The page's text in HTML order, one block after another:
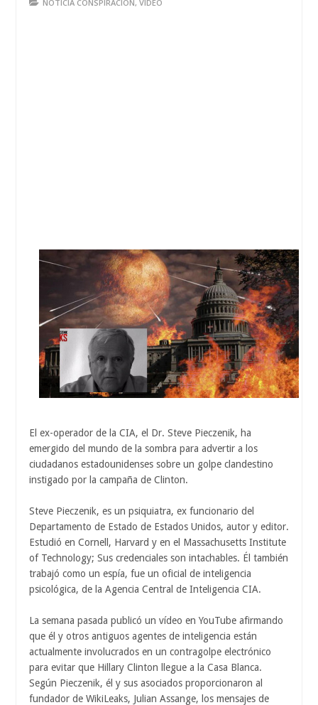
NOTICIA CONSPIRACIÓN, VÍDEO
El ex-operador de la CIA, el Dr. Steve Pieczenik, ha
emergido del mundo de la sombra para advertir a los
ciudadanos estadounidenses sobre un golpe clandestino
instigado por la campaña de Clinton.
Steve Pieczenik, es un psiquiatra, ex funcionario del
Departamento de Estado de Estados Unidos, autor y editor.
Estudió en Cornell, Harvard y en el Massachusetts Institute
of Technology; Sus credenciales son intachables. Él también
trabajó como un espía, fue un oficial de inteligencia
psicológica, de la Agencia Central de Inteligencia CIA.
La semana pasada publicó un vídeo en YouTube afirmando
que él y otros antiguos agentes de inteligencia están
actualmente involucrados en un contragolpe electrónico
para evitar que Hillary Clinton llegue a la Casa Blanca.
Según Pieczenik, él y sus asociados proporcionaron al
fundador de WikiLeaks, Julian Assange, los mensajes de